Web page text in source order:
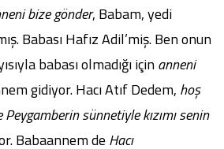
bize gönder, Babam, yedi
Babası Hafız Adil’miş. Ben onun
babası olmadığı içinanneni
gidiyor. Hacı Atıf Dedem, hoş
sünnetiyle kızımı senin
Babaannem de Hacı